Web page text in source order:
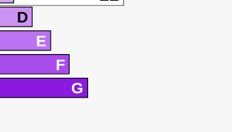
D
E
F
G